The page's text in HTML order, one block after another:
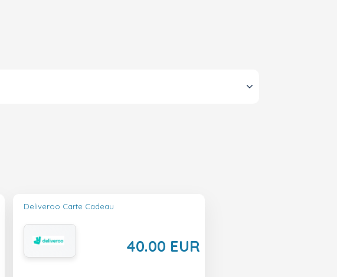
Deliveroo Carte Cadeau
40.00 EUR